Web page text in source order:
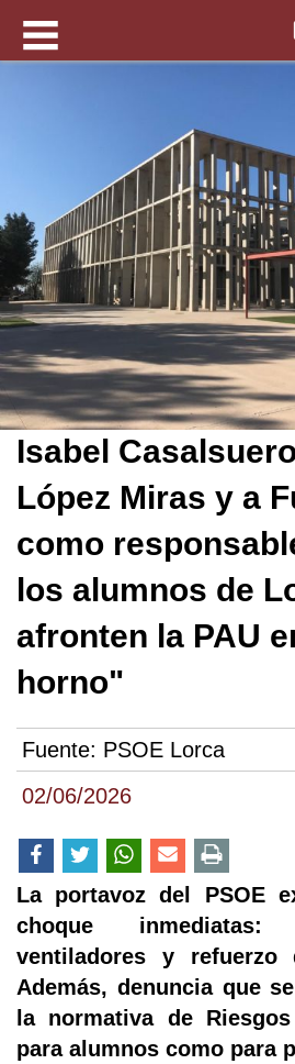
02/06/2026
Isabel
López Miras y a
como
los alumnos de
afronten la PAU
horno"
Fuente: PSOE Lorca
La portavoz del PSOE
choque
ventiladores y refuerzo
Además, denuncia que
la normativa de
para alumnos como para